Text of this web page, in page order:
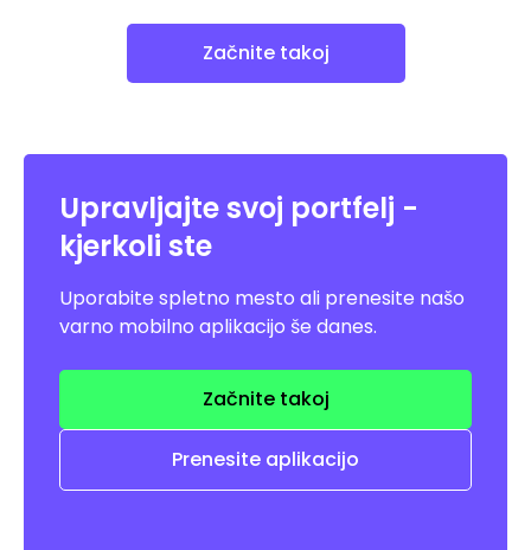
Začnite takoj
Upravljajte svoj portfelj -
kjerkoli ste
Uporabite spletno mesto ali prenesite našo
varno mobilno aplikacijo še danes.
Začnite takoj
Prenesite aplikacijo